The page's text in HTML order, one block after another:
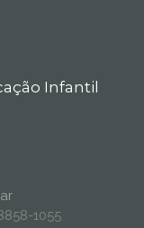
Infantil
1055